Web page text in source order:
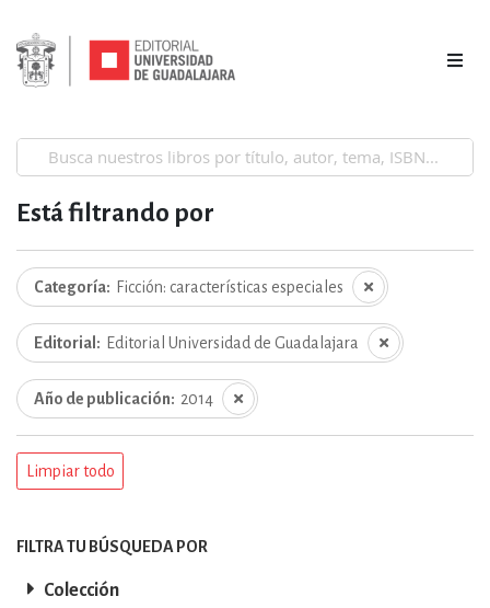
Está filtrando por
Categoría Ficción: características especiales
Editorial Editorial Universidad de Guadalajara
Año de publicación 2014
Limpiar todo
FILTRA TU BÚSQUEDA POR
Colección